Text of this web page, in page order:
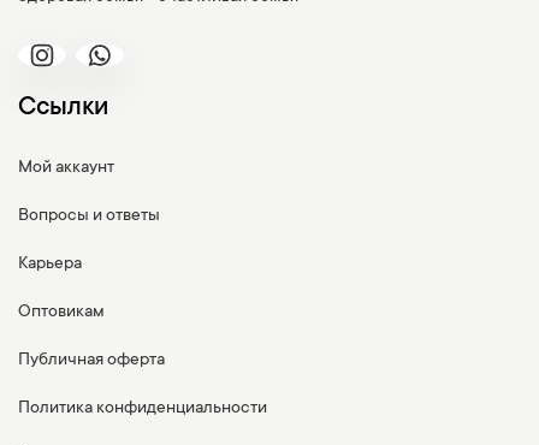
Ссылки
Мой аккаунт
Вопросы и ответы
Карьера
Оптовикам
Публичная оферта
Политика конфиденциальности